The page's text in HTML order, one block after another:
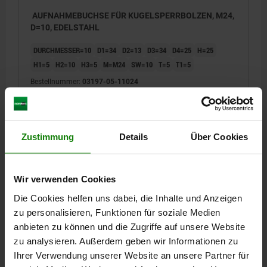
Zustimmung Details Über Cookies
Wir verwenden Cookies
Die Cookies helfen uns dabei, die Inhalte und Anzeigen
zu personalisieren, Funktionen für soziale Medien
anbieten zu können und die Zugriffe auf unsere Website
zu analysieren. Außerdem geben wir Informationen zu
Ihrer Verwendung unserer Website an unsere Partner für
AUFNAHMEBUCHSE FÜR KUGELSPERRBOLZEN, M24,
D=10, EDELSTAHL
DURCHMESSER=10 D1=34 D2=13 D3=34 D4=25
H=25
H1=5
H2=10 H3=5 M=M24 SW=10 T=5 T1=5
Bestellnummer: 03197-05-11024
AUFNAHMEBUCHSE FÜR KUGELSPERRBOLZEN, M24,